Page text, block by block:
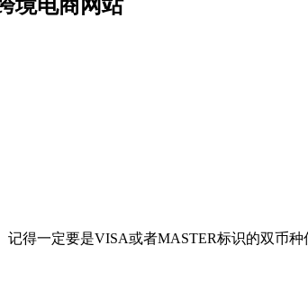
境电商网站
得一定要是VISA或者MASTER标识的双币种